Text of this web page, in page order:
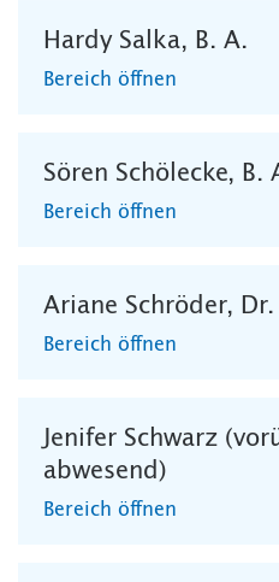
Hardy Salka, B. A.
Bereich öffnen
Sören Schölecke, B.
Bereich öffnen
Ariane Schröder,
Bereich öffnen
Jenifer Schwarz
abwesend)
Bereich öffnen